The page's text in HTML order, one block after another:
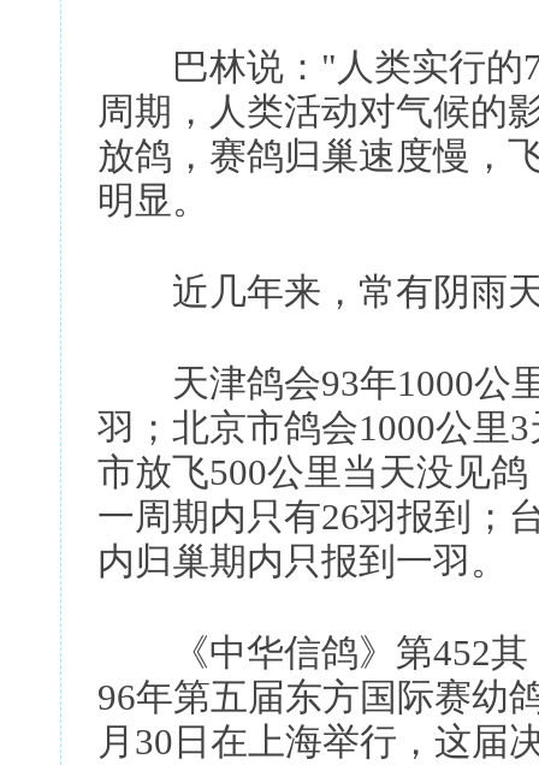
巴林说："人类实行的7
周期，人类活动对气候的
放鸽，赛鸽归巢速度慢，
明显。
近几年来，常有阴雨天
天津鸽会93年1000公里
羽；北京市鸽会1000公里
市放飞500公里当天没见
一周期内只有26羽报到；
内归巢期内只报到一羽。
《中华信鸽》第452其
96年第五届东方国际赛幼
月30日在上海举行，这届